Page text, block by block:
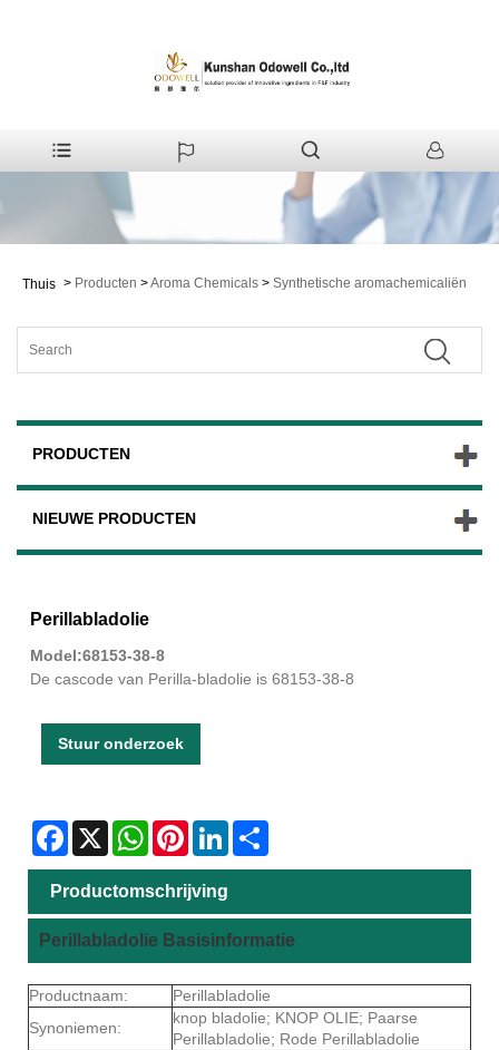
Thuis > Producten >Aroma Chemicals > Synthetische aromachemicaliën
PRODUCTEN
NIEUWE PRODUCTEN
Perillabladolie
Model:68153-38-8
De cascode van Perilla-bladolie is 68153-38-8
Stuur onderzoek
Facebook
X WhatsAppPinterestLinkedIn
Productomschrijving
Perillabladolie Basisinformatie
Productnaam:
Perillabladolie
Synoniemen:
knop bladolie; KNOP OLIE; Paarse
Perillabladolie; Rode Perillabladolie